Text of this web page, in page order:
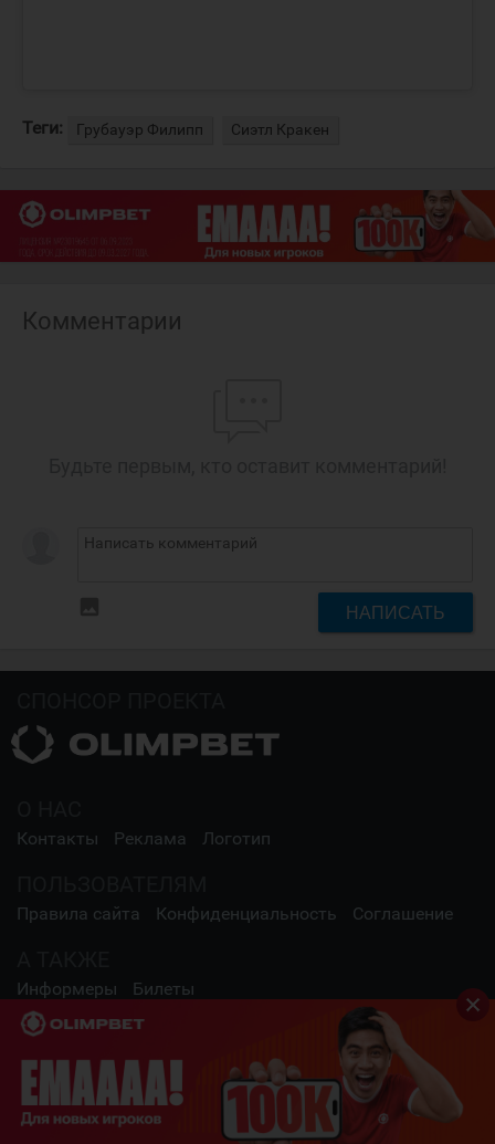
Теги: Грубауэр Филипп Сиэтл Кракен
Комментарии
НАПИСАТЬ
Контакты Реклама Логотип
Правила сайта Конфиденциальность Соглашение
Информеры Билеты
СОЦИАЛЬНЫЕ СЕТИ